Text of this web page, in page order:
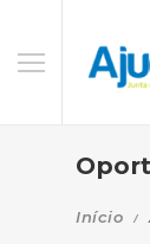
Início